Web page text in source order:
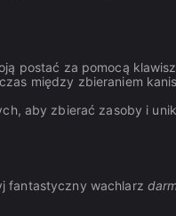
postać za pomocą
między zbieraniem
aby zbierać zasoby i
fantastyczny wachlarz